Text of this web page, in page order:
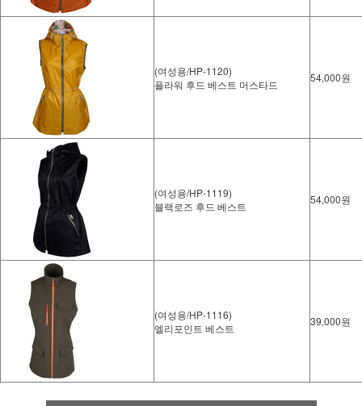
(여성용/HP-1120)
플라워 후드 베스트 머스타드
54,000원
(여성용/HP-1119)
블랙로즈 후드 베스트
54,000원
(여성용/HP-1116)
엘리포인트 베스트
39,000원